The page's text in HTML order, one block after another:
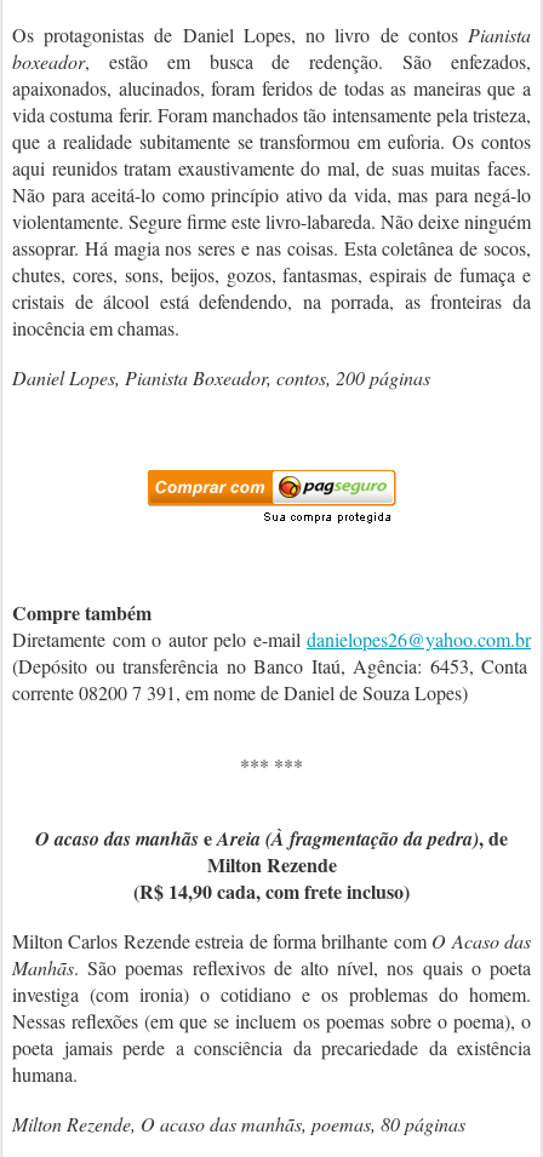
Os protagonistas de Daniel Lopes, no livro de contos Pianista
boxeador, estão em busca de redenção. São enfezados,
apaixonados, alucinados, foram feridos de todas as maneiras que a
vida costuma ferir. Foram manchados tão intensamente pela tristeza,
que a realidade subitamente se transformouem euforia. Os contos
aqui reunidos tratam exaustivamente do mal, de suas muitas faces.
Não para aceitá-lo como princípio ativo da vida, mas para negá-lo
violentamente. Segure firme este livro-labareda. Não deixe ninguém
assoprar. Há magia nos seres e nas coisas. Esta coletânea de socos,
chutes, cores, sons, beijos, gozos, fantasmas, espirais de fumaça e
cristais de álcool está defendendo, na porrada, as fronteiras da
inocência em chamas.
Daniel Lopes, Pianista Boxeador, contos, 200 páginas
Compre também
Diretamente com o autor pelo e-mail danielopes26@yahoo.com.br
(Depósito ou transferência no Banco Itaú, Agência: 6453, Conta
corrente 08200 7 391, em nome de Daniel de Souza Lopes)
*** ***
O acaso das manhãseAreia (À fragmentação da pedra), de
Milton Rezende
(R$ 14,90 cada, com frete incluso)
Milton Carlos Rezende estreia de forma brilhante com O Acaso das
Manhãs. São poemas reflexivos de alto nível, nos quais o poeta
investiga (com ironia) o cotidiano e os problemas do homem.
Nessas reflexões (em que se incluem os poemas sobre o poema), o
poeta jamais perde a consciência da precariedade da existência
humana.
Milton Rezende, O acaso das manhãs, poemas, 80 páginas